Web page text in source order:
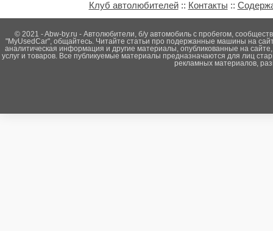
Клуб автолюбителей:: Контакты ::
© 2021 - Abw-by.ru - Автолюбители, б/у автомобиль с пробегом,
"MyUsedCar", общайтесь. Читайте статьи про подержанные машины на
аналитическая информация и другие материалы, опубликованные на
услуг и товаров. Все публикуемые материалы предназначаются для лиц
рекламных материалов,